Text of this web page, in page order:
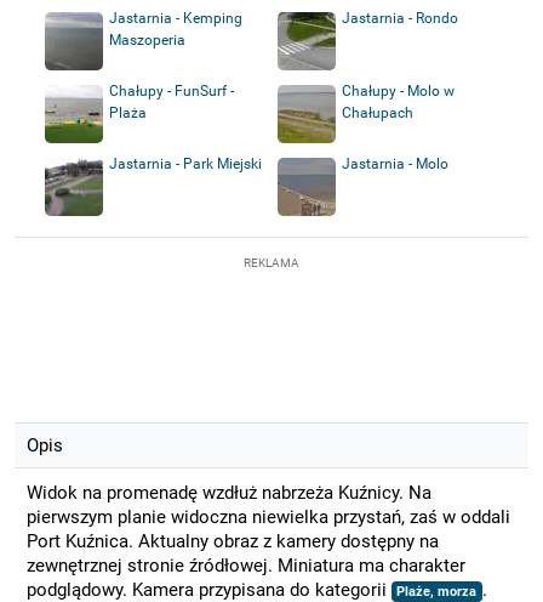
Jastarnia - Kemping
Maszoperia
Jastarnia - Rondo
Chałupy - FunSurf -
Plaża
Chałupy - Molo w
Chałupach
Jastarnia - Park Miejski Jastarnia - Molo
REKLAMA
Opis
Widok na promenadę wzdłuż nabrzeża Kuźnicy. Na
pierwszym planie widoczna niewielka przystań, zaś w oddali
Port Kuźnica. Aktualny obraz z kamery dostępny na
zewnętrznej stronie źródłowej. Miniatura ma charakter
podglądowy. Kamera przypisana do kategorii
Plaże, morza .